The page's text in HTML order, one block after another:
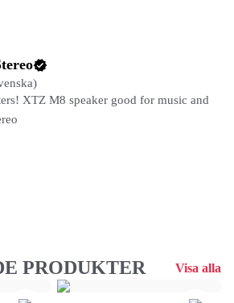
XTZ M8 speaker good for music and
PRODUKTER Visa alla